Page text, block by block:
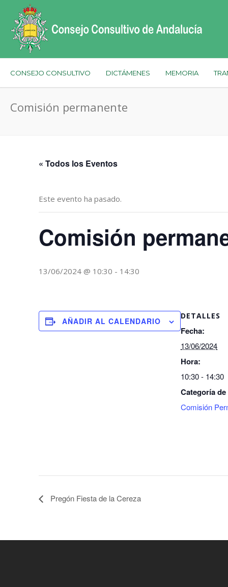
CONSEJO CONSULTIVO DICTÁMENES MEMORIA
Comisión permanente
« Todos los Eventos
Este evento ha pasado.
Comisión
13/06/2024 @ 10:30 - 14:30
AÑADIR AL CALENDARIO
DETALLES
Fecha:
13/06/2024
Hora:
10:30 - 14:30
Categoría
Comisión
Pregón Fiesta de la Cereza